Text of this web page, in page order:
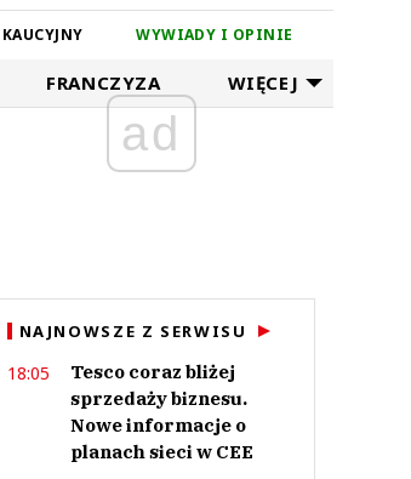
WYWIADY I OPINIE
FRANCZYZA WIĘCEJ
ad
NAJNOWSZE Z SERWISU
18:05
Tesco coraz bliżej
sprzedaży biznesu.
Nowe informacje o
planach sieci w CEE